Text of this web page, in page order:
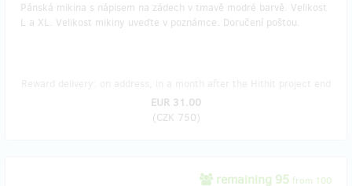
Pánská mikina s nápisem na zádech v tmavě modré barvě. Velikost
L a XL. Velikost mikiny uveďte v poznámce. Doručení poštou.
EUR 31.00
(CZK 750)
remaining 95 from 100